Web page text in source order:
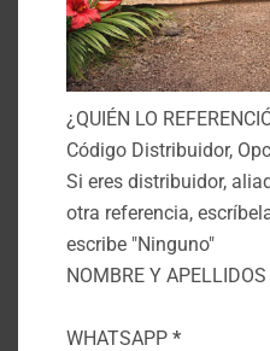
AÑO *
NIÑOS MAYORES DE
NIÑOS ENTRE 3 A 5
AÑOS *
TOURS
Section
¿QUIÉN LO
Si eres distribuidor,
otra referencia,
escribe "Ninguno"
NOMBRE Y APELLIDOS
WHATSAPP *